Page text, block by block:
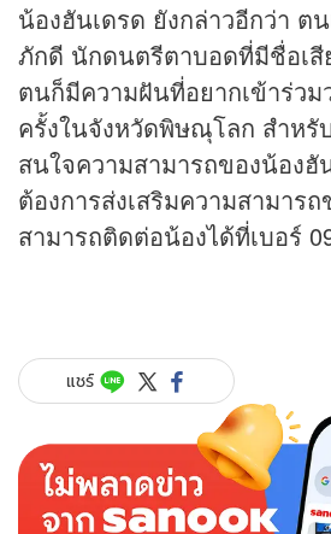
น้องฮันเดรด ยังกล่าวอีกว่า ต
ภักดี นักดนตรีตาบอดที่มีชื่อเสี
ตนก็มีความฝันที่อยากเข้าร่วม
ครั้งในจังหวัดพิษณุโลก สำหรั
สนใจความสามารถของน้องฮั
ต้องการส่งเสริมความสามาร
สามารถติดต่อน้องได้ที่เบอร์
แชร์